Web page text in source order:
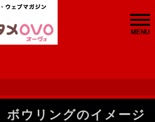
MENU
ボウリングのイメージ